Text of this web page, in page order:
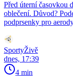
Před úterní časovkou
oblečení. Důvod?
podprsenky pro
SportyŽivě
dnes, 17:39
4 min